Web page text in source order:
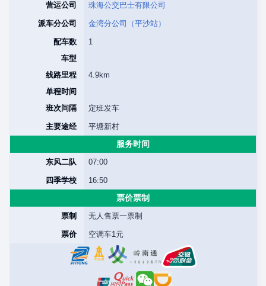
营运公司 珠海公交巴士有限公司
派车分公司 金湾分公司（平沙站）
配车数
1
车型
线路里程
4.9km
单程时间
班次间隔
定班发车
主要途经 平塘新村
服务时间
东风二队 07:00
四季学校 16:50
票价票制
票制 无人售票一票制
票价 空调车1元